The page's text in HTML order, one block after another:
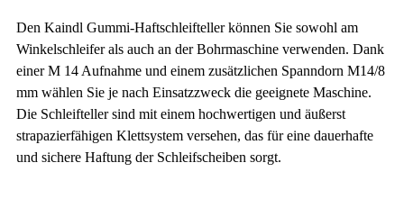
Den Kaindl Gummi-Haftschleifteller können Sie sowohl am
Winkelschleifer als auch an der Bohrmaschine verwenden. Dank
einer M 14 Aufnahme und einem zusätzlichen Spanndorn M14/8
mm wählen Sie je nach Einsatzzweck die geeignete Maschine.
Die Schleifteller sind mit einem hochwertigen und äußerst
strapazierfähigen Klettsystem versehen, das für eine dauerhafte
und sichere Haftung der Schleifscheiben sorgt.